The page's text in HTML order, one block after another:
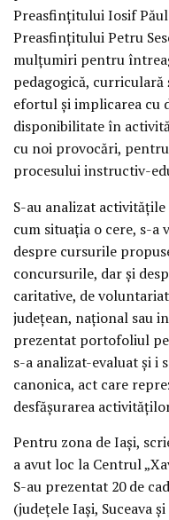
Preasfințitului Iosif
Preasfințitului Petru
mulțumiri pentru
pedagogică,
efortul și implicarea cu
disponibilitate în
cu noi provocări,
procesului instructiv-
S-au analizat
cum situația o cere, s-
despre cursurile
concursurile, dar și
caritative, de
județean, național sau
prezentat portofoliul
s-a analizat-evaluat și i
canonica, act care
desfășurarea
Pentru zona de Iași,
a avut loc la Centrul
S-au prezentat 20 de
(județele Iași, Suceava